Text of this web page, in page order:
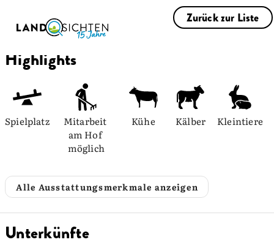
Zurück zur Liste
Highlights
Spielplatz
Mitarbeit
am Hof
möglich
Kühe Kälber Kleintiere
Alle Ausstattungsmerkmale anzeigen
Unterkünfte